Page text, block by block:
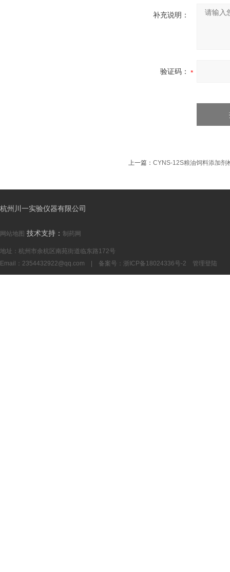
补充说明：
验证码：
上一篇： CYNS-12S粮油饲料添加剂
杭州川一实验仪器有限公司
网站地图 技术支持： 制药网
地址：杭州市余杭区南苑街道临东路172号
Email： 2354432922@qq.com | 备案号： 浙ICP备18024336号-2 管理登陆